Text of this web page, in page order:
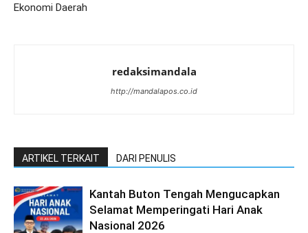
Ekonomi Daerah
redaksimandala
http://mandalapos.co.id
ARTIKEL TERKAIT DARI PENULIS
Kantah Buton Tengah Mengucapkan
Selamat Memperingati Hari Anak
Nasional 2026